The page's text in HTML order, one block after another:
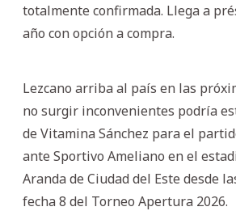
totalmente confirmada. Llega a
año con opción a compra.
Lezcano arriba al país en las
no surgir inconvenientes podría
de Vitamina Sánchez para el
ante Sportivo Ameliano en el
Aranda de Ciudad del Este desde
fecha 8 del Torneo Apertura 2026.